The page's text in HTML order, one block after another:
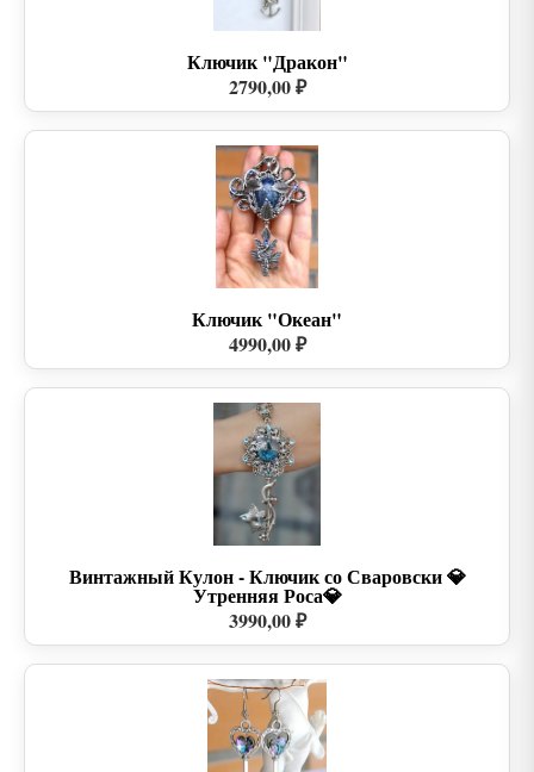
Ключик "Дракон"
2790,00 ₽
Ключик "Океан"
4990,00 ₽
Винтажный Кулон - Ключик со Сваровски 💎
Утренняя Роса💎
3990,00 ₽